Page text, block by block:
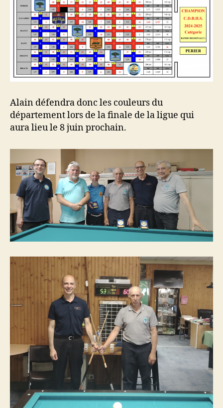
Alain défendra donc les couleurs du
département lors de la finale de la ligue qui
aura lieu le 8 juin prochain.